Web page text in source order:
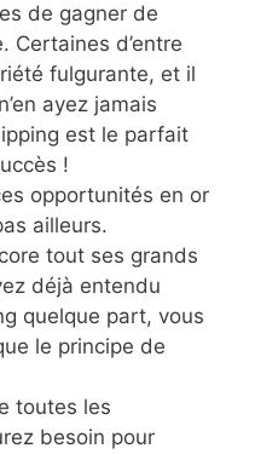
de gagner de
Certaines d’entre
fulgurante, et il
ayez jamais
est le parfait
!
opportunités en or
ailleurs.
tout ses grands
déjà entendu
quelque part, vous
le principe de
toutes les
besoin pour